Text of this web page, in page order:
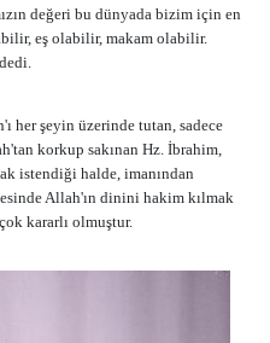
değeri bu dünyada bizim için en
eş olabilir, makam olabilir.
her şeyin üzerinde tutan, sadece
korkup sakınan Hz. İbrahim,
istendiği halde, imanından
Allah'ın dinini hakim kılmak
kararlı olmuştur.